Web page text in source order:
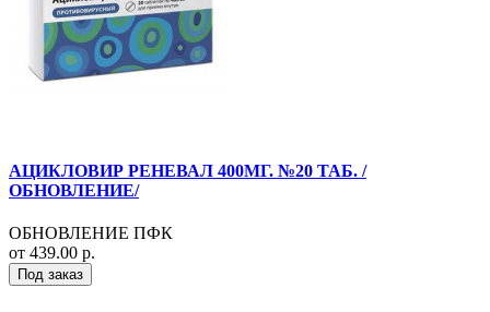
АЦИКЛОВИР РЕНЕВАЛ 400МГ. №20 ТАБ. /
ОБНОВЛЕНИЕ/
ОБНОВЛЕНИЕ ПФК
от 439.00 р.
Под заказ